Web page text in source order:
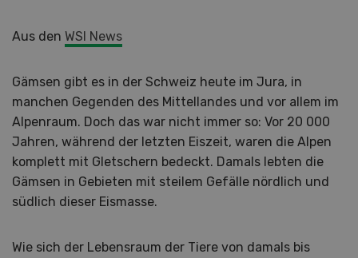
Aus den WSl News
Gämsen gibt es in der Schweiz heute im Jura, in
manchen Gegenden des Mittellandes und vor allem im
Alpenraum. Doch das war nicht immer so: Vor 20 000
Jahren, während der letzten Eiszeit, waren die Alpen
komplett mit Gletschern bedeckt. Damals lebten die
Gämsen in Gebieten mit steilem Gefälle nördlich und
südlich dieser Eismasse.
Wie sich der Lebensraum der Tiere von damals bis